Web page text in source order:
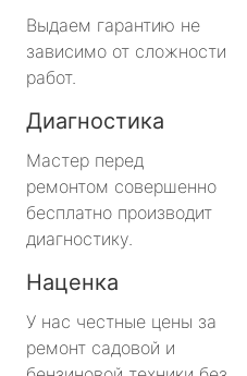
Выдаем гарантию не
зависимо от сложности
работ.
Диагностика
Мастер перед
ремонтом совершенно
бесплатно производит
диагностику.
Наценка
У нас честные цены за
ремонт садовой и